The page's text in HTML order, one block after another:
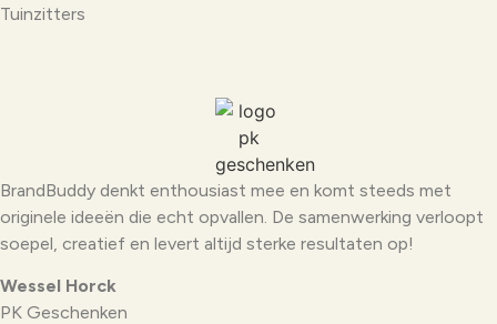
Tuinzitters
BrandBuddy denkt enthousiast mee en komt steeds met
originele ideeën die echt opvallen. De samenwerking verloopt
soepel, creatief en levert altijd sterke resultaten op!
Wessel Horck
PK Geschenken